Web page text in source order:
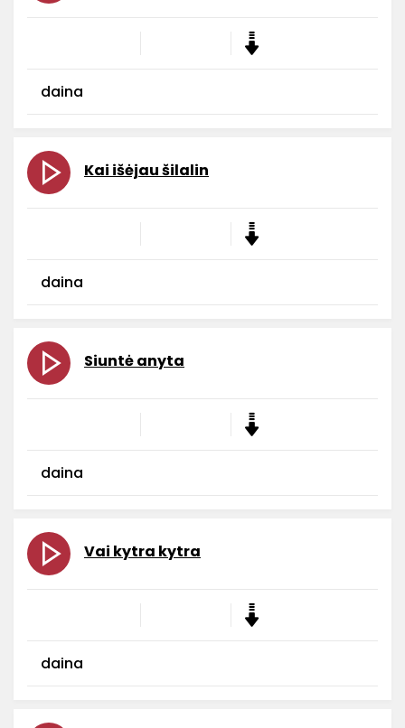
daina
Kai išėjau šilalin
daina
Siuntė anyta
daina
Vai kytra kytra
daina